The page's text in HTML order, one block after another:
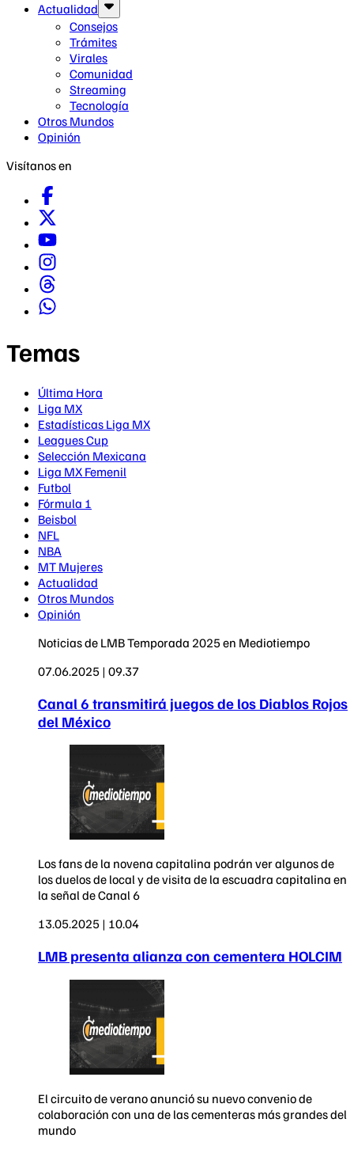
Actualidad
Consejos
Trámites
Virales
Comunidad
Streaming
Tecnología
Otros Mundos
Opinión
Visítanos en
Temas
Última Hora
Liga MX
Estadísticas Liga MX
Leagues Cup
Selección Mexicana
Liga MX Femenil
Futbol
Fórmula 1
Beisbol
NFL
NBA
MT Mujeres
Actualidad
Otros Mundos
Opinión
Noticias de LMB Temporada 2025 en Mediotiempo
07.06.2025 | 09.37
Canal 6 transmitirá juegos de los Diablos Rojos
del México
Los fans de la novena capitalina podrán ver algunos de
los duelos de local y de visita de la escuadra capitalina en
la señal de Canal 6
13.05.2025 | 10.04
LMB presenta alianza con cementera HOLCIM
El circuito de verano anunció su nuevo convenio de
colaboración con una de las cementeras más grandes del
mundo